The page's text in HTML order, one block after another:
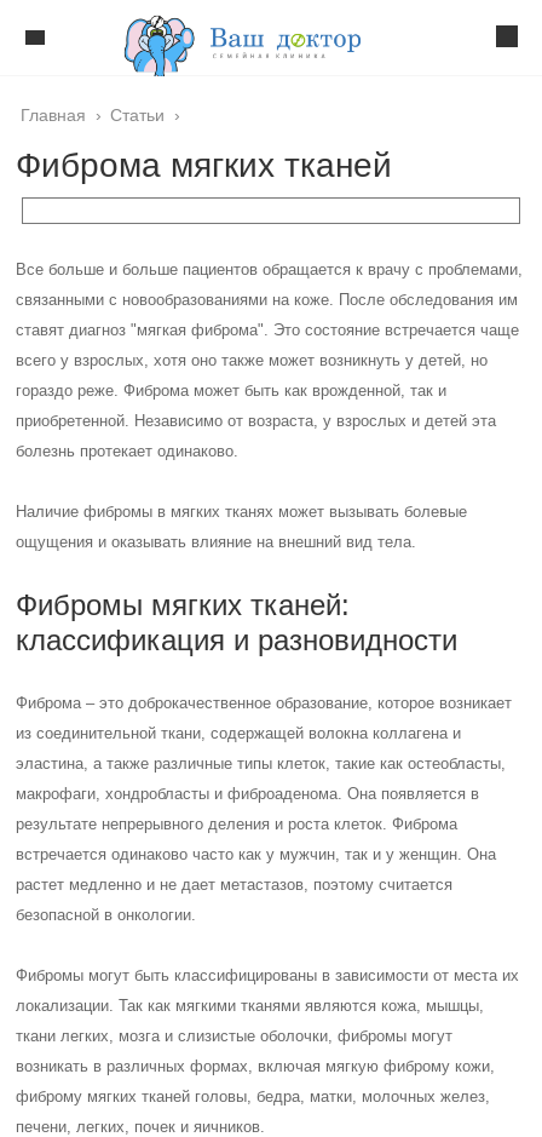
Главная › Статьи ›
Фиброма мягких тканей
Все больше и больше пациентов обращается к врачу с проблемами,
связанными с новообразованиями на коже. После обследования им
ставят диагноз "мягкая фиброма". Это состояние встречается чаще
всего у взрослых, хотя оно также может возникнуть у детей, но
гораздо реже. Фиброма может быть как врожденной, так и
приобретенной. Независимо от возраста, у взрослых и детей эта
болезнь протекает одинаково.
Наличие фибромы в мягких тканях может вызывать болевые
ощущения и оказывать влияние на внешний вид тела.
Фибромы мягких тканей:
классификация и разновидности
Фиброма – это доброкачественное образование, которое возникает
из соединительной ткани, содержащей волокна коллагена и
эластина, а также различные типы клеток, такие как остеобласты,
макрофаги, хондробласты и фиброаденома. Она появляется в
результате непрерывного деления и роста клеток. Фиброма
встречается одинаково часто как у мужчин, так и у женщин. Она
растет медленно и не дает метастазов, поэтому считается
безопасной в онкологии.
Фибромы могут быть классифицированы в зависимости от места их
локализации. Так как мягкими тканями являются кожа, мышцы,
ткани легких, мозга и слизистые оболочки, фибромы могут
возникать в различных формах, включая мягкую фиброму кожи,
фиброму мягких тканей головы, бедра, матки, молочных желез,
печени, легких, почек и яичников.